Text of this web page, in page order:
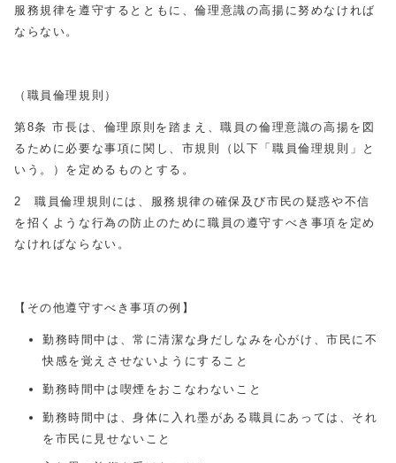
服務規律を遵守するとともに、倫理意識の高揚に努めなければ
ならない。
（職員倫理規則）
第8条 市長は、倫理原則を踏まえ、職員の倫理意識の高揚を図
るために必要な事項に関し、市規則（以下「職員倫理規則」と
いう。）を定めるものとする。
2 職員倫理規則には、服務規律の確保及び市民の疑惑や不信
を招くような行為の防止のために職員の遵守すべき事項を定め
なければならない。
【その他遵守すべき事項の例】
勤務時間中は、常に清潔な身だしなみを心がけ、市民に不
快感を覚えさせないようにすること
勤務時間中は喫煙をおこなわないこと
勤務時間中は、身体に入れ墨がある職員にあっては、それ
を市民に見せないこと